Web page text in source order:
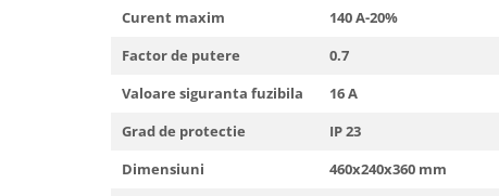
Curent maxim
140 A-20%
Factor de putere
0.7
Valoare siguranta fuzibila
16 A
Grad de protectie
IP 23
Dimensiuni
460x240x360 mm